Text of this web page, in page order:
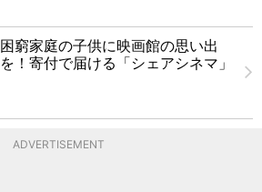
困窮家庭の子供に映画館の思い出
を！寄付で届ける「シェアシネマ」
ADVERTISEMENT